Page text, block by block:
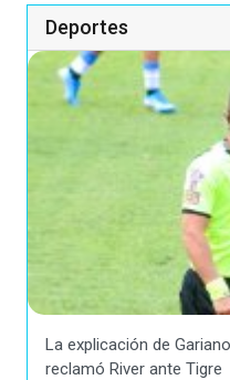
Deportes
La explicación de
reclamó River ante Tigre